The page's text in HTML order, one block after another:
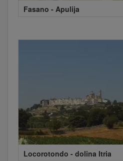
Fasano - Apulija
Locorotondo - dolina Itria